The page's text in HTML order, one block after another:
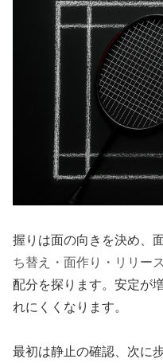
握りは面の向きを決め、
ち替え・面作り・リリース
配分を探ります。安定が
れにくくなります。
最初は静止の確認、次に